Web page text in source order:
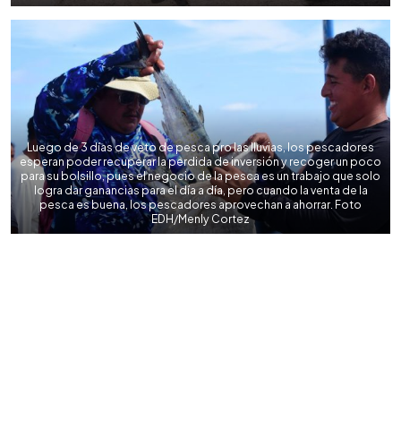
Luego de 3 días de veto de pesca pro las lluvias, los pescadores
esperan poder recuperar la perdida de inversión y recoger un poco
para su bolsillo, pues el negocio de la pesca es un trabajo que solo
logra dar ganancias para el día a día, pero cuando la venta de la
pesca es buena, los pescadores aprovechan a ahorrar. Foto
EDH/Menly Cortez